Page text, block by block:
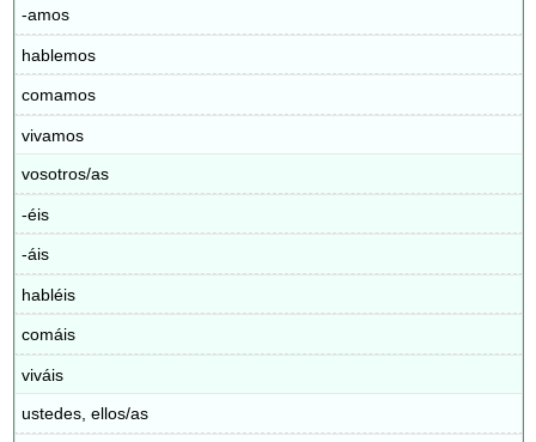
-amos
hablemos
comamos
vivamos
vosotros/as
-éis
-áis
habléis
comáis
viváis
ustedes, ellos/as